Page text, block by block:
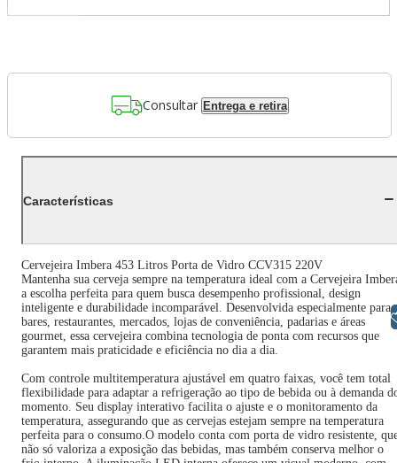
Consultar Entrega e retira
Características
Cervejeira Imbera 453 Litros Porta de Vidro CCV315 220V
Mantenha sua cerveja sempre na temperatura ideal com a Cervejeira
a escolha perfeita para quem busca desempenho profissional, design
inteligente e durabilidade incomparável. Desenvolvida especialmente para
bares, restaurantes, mercados, lojas de conveniência, padarias e áreas
gourmet, essa cervejeira combina tecnologia de ponta com recursos que
garantem mais praticidade e eficiência no dia a dia.
Com controle multitemperatura ajustável em quatro faixas, você tem total
flexibilidade para adaptar a refrigeração ao tipo de bebida ou à demanda
momento. Seu display interativo facilita o ajuste e o monitoramento da
temperatura, assegurando que as cervejas estejam sempre na temperatura
perfeita para o consumo.O modelo conta com porta de vidro resistente,
não só valoriza a exposição das bebidas, mas também conserva melhor o
Libras